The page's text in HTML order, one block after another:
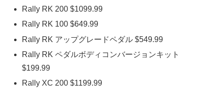
Rally RK 200 $1099.99
Rally RK 100 $649.99
Rally RK アップグレードペダル $549.99
Rally RK ペダルボディコンバージョンキット
$199.99
Rally XC 200 $1199.99